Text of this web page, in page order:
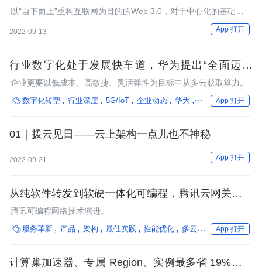
以“自下而上”重构互联网为目的的Web 3.0，对于中心化的基础设
施服务既存在着一种心理上的排斥，又存在着一种事实上的依赖。
2022-09-13 App 打开
行业数字化处于发展快车道，华为提出“全面迈向
5.5G 时代”
企业更要以低成本、高敏捷、灵活弹性为目标中从多云获取算力。
数字化转型 行业深度 5G/IoT 企业动态 华为 框架 多云/混合云
App 打开
01｜拨云见日——云上架构一点儿也不神秘
2022-09-21 App 打开
从纯软件转发到软硬一体化可编程，腾讯云网关技术
演进之路
腾讯可编程网络技术演进。
 服务革新 产品 架构 最佳实践 性能优化 多云/混合云 自动驾驶
App 打开
计算巢加速器、专属 Region、实例最多省 19%：阿